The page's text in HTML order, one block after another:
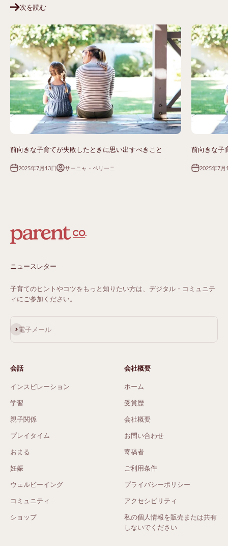
次を読む
前向きな子育てが失敗したときに思い出すべきこと
2025年7月13日 サーニャ・ペリーニ
前向きな子
2025年7月
ニュースレター
子育てのヒントやコツをもっと知りたい方は、デジタル・コミュニテ
ィにご参加ください。
電子メール
サブスクライブ
会話
インスピレーション
学習
親子関係
プレイタイム
おまる
妊娠
ウェルビーイング
コミュニティ
ショップ
会社概要
ホーム
受賞歴
会社概要
お問い合わせ
寄稿者
ご利用条件
プライバシーポリシー
アクセシビリティ
私の個人情報を販売または共有
しないでください